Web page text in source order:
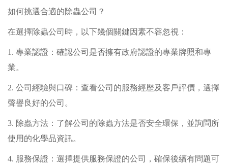
如何挑選合適的除蟲公司？
在選擇除蟲公司時，以下幾個關鍵因素不容忽視：
1. 專業認證：確認公司是否擁有政府認證的專業牌照和專
業。
2. 公司經驗與口碑：查看公司的服務經歷及客戶評價，選擇
聲譽良好的公司。
3. 除蟲方法：了解公司的除蟲方法是否安全環保，並詢問所
使用的化學品資訊。
4. 服務保證：選擇提供服務保證的公司，確保後續有問題可